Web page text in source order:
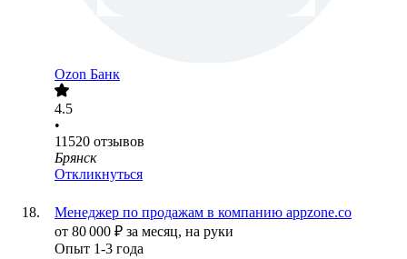
Ozon Банк
4.5
•
11520 отзывов
Брянск
Откликнуться
Менеджер по продажам в компанию appzone.co
от 80 000 ₽ за месяц, на руки
Опыт 1-3 года